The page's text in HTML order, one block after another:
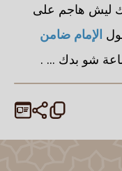
ليش هاجم على
الإمام ضامن
شو بدك ... .